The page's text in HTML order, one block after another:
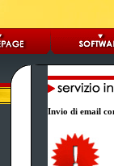
Invio di email